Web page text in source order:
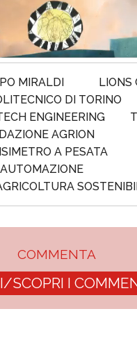
MIRALDI
LIONS
DI TORINO
ENGINEERING
AGRION
A PESATA
AUTOMAZIONE
COMMENTA
SCOPRI I